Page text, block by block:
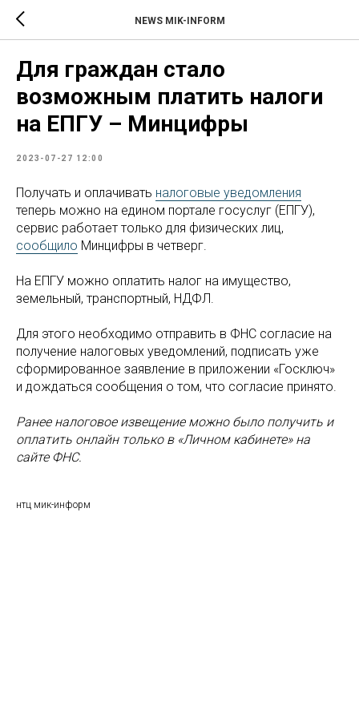
NEWS MIK-INFORM
Для граждан стало
возможным платить налоги
на ЕПГУ – Минцифры
2023-07-27 12:00
Получать и оплачивать налоговые уведомления
теперь можно на едином портале госуслуг (ЕПГУ),
сервис работает только для физических лиц,
сообщило Минцифры в четверг.
На ЕПГУ можно оплатить налог на имущество,
земельный, транспортный, НДФЛ.
Для этого необходимо отправить в ФНС согласие на
получение налоговых уведомлений, подписать уже
сформированное заявление в приложении «Госключ»
и дождаться сообщения о том, что согласие принято.
Ранее налоговое извещение можно было получить и
оплатить онлайн только в «Личном кабинете» на
сайте ФНС.
нтц мик-информ